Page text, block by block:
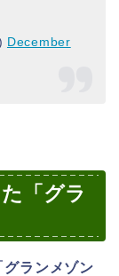
December
「グラ
ランメゾン